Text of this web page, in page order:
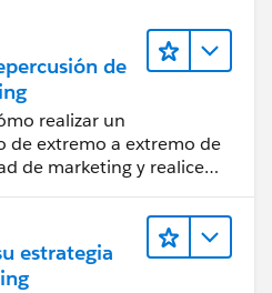
de
realizar un
de extremo a extremo de
de marketing y realice
estrategia